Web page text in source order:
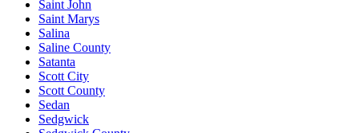
Saint John
Saint Marys
Salina
Saline County
Satanta
Scott City
Scott County
Sedan
Sedgwick